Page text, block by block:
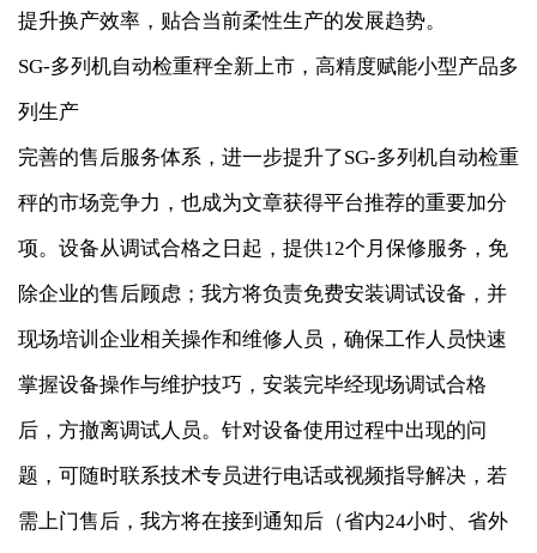
提升换产效率，贴合当前柔性生产的发展趋势。
SG-多列机自动检重秤全新上市，高精度赋能小型产品多
列生产
完善的售后服务体系，进一步提升了SG-多列机自动检重
秤的市场竞争力，也成为文章获得平台推荐的重要加分
项。设备从调试合格之日起，提供12个月保修服务，免
除企业的售后顾虑；我方将负责免费安装调试设备，并
现场培训企业相关操作和维修人员，确保工作人员快速
掌握设备操作与维护技巧，安装完毕经现场调试合格
后，方撤离调试人员。针对设备使用过程中出现的问
题，可随时联系技术专员进行电话或视频指导解决，若
需上门售后，我方将在接到通知后（省内24小时、省外